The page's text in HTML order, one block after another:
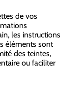
de vos
les instructions
éléments sont
des teintes,
ou faciliter